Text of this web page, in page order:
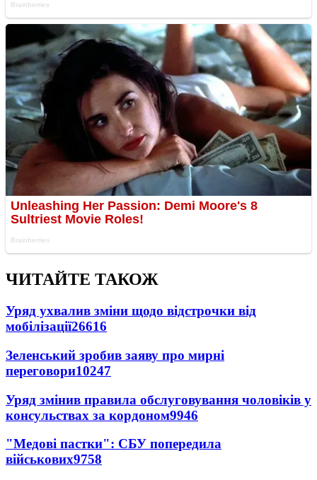
ЧИТАЙТЕ ТАКОЖ
Уряд ухвалив зміни щодо відстрочки від
мобілізації26616
Зеленський зробив заяву про мирні
переговори10247
Уряд змінив правила обслуговування чоловіків у
консульствах за кордоном9946
"Медові пастки": СБУ попередила
військових9758